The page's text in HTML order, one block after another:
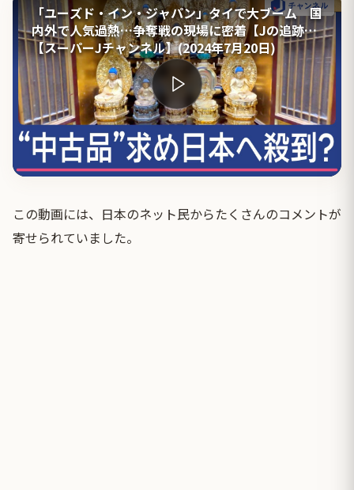
「ユーズド・イン・ジャパン」タイで大ブーム 国
内外で人気過熱…争奪戦の現場に密着【Jの追跡】
【スーパーJチャンネル】(2024年7月20日)
この動画には、日本のネット民からたくさんのコメントが
寄せられていました。